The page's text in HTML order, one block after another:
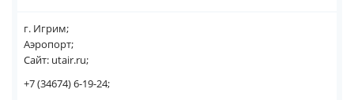
г. Игрим;
Аэропорт;
Сайт: utair.ru;
+7 (34674) 6-19-24;